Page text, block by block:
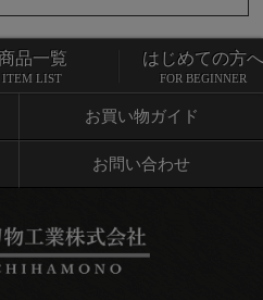
商品一覧
お買い物ガイド
お問い合わせ
品一覧
ITEM LIST
はじめての方へ
FOR BEGINNER